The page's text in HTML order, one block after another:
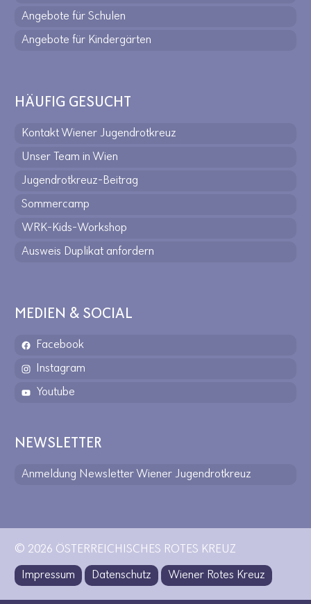
Angebote für Schulen
Angebote für Kindergärten
HÄUFIG GESUCHT
Kontakt Wiener Jugendrotkreuz
Unser Team in Wien
Jugendrotkreuz-Beitrag
Sommercamp
WRK-Kids-Workshop
Ausweis Duplikat anfordern
MEDIEN & SOCIAL
Facebook
Instagram
Youtube
NEWSLETTER
Anmeldung Newsletter Wiener Jugendrotkreuz
© 2026 ÖSTERREICHISCHES ROTES KREUZ
Impressum
Datenschutz Wiener Rotes Kreuz